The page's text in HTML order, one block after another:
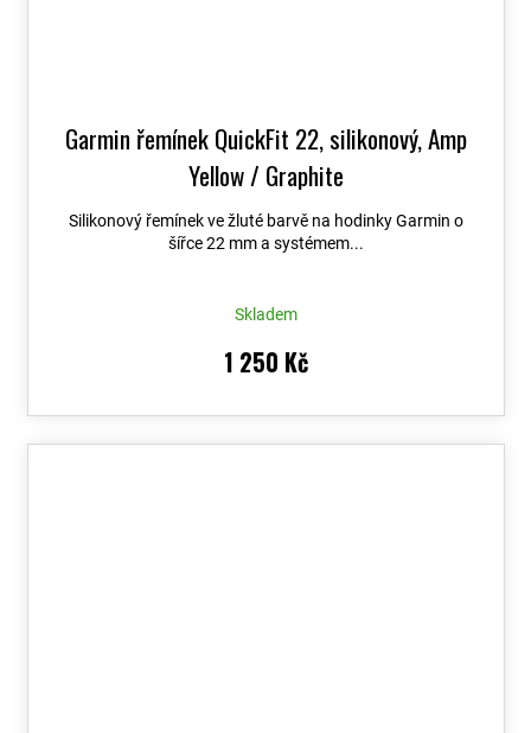
Garmin řemínek QuickFit 22, silikonový, Amp
Yellow / Graphite
Silikonový řemínek ve žluté barvě na hodinky Garmin o
šířce 22 mm a systémem...
Skladem
1 250 Kč